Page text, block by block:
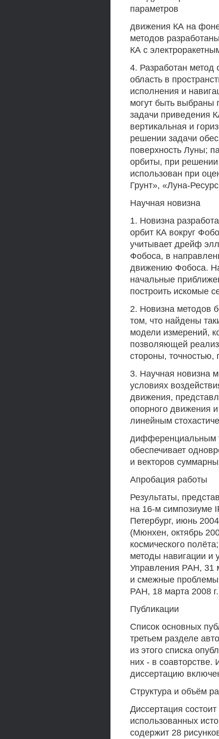
параметров
движения КА на фоне
методов
КА с
4. Разработан метод
область в
исполнения и
могут быть выбраны
задачи приведения
вертикальная и
решении задачи
поверхность Луны;
орбиты, при решении
использован при
Грунт», «Луна-
Научная новизна
1. Новизна
орбит КА вокруг
учитывает дрейф
Фобоса, в
движению Фобоса.
начальные
построить искомые
2. Новизна методов
том, что найдены
модели измерений,
позволяющей
стороны,
3. Научная новизна
условиях
движения,
опорного движения
линейным
дифференциальным
обеспечивает
и векторов
Апробация работы
Результаты,
на 16-м симпозиуме
Петербург, июнь
(Мюнхен, октябрь
космического
методы навигации и
Управления РАН, 31
и смежные
РАН, 18 марта 2008
Публикации
Список основных
третьем разделе
из этого списка
них - в соавторстве.
диссертацию
Структура и объём
Диссертация
использованных
содержит 28